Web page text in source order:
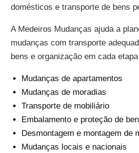
domésticos e transporte de bens
A Medeiros Mudanças ajuda a
mudanças com transporte
bens e organização em cada
Mudanças de apartamentos
Mudanças de moradias
Transporte de mobiliário
Embalamento e proteção de
Desmontagem e montagem de
Mudanças locais e nacionais